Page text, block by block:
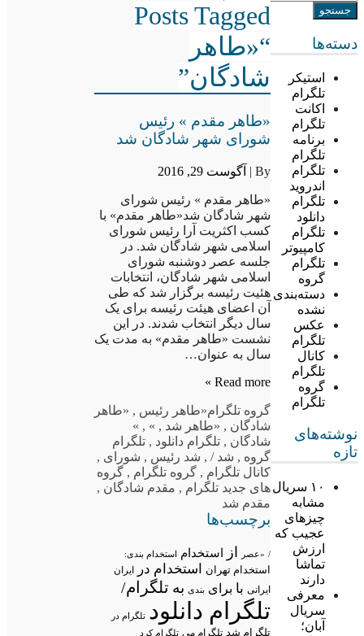
دسته‌ها
استیکر
تلگرام
اکانت
تلگرام
برنامه
تلگرام
تلگرام
اندروید
تلگرام
دانلود
تلگرام
کامپیوتر
تلگرام
گروه
دسته‌بندی
نشده
عکس
تلگرام
کانال
تلگرام
گروه
تلگرام
نوشته‌های
تازه
۱۰ سریال
مشابه
چیزهای
عجیب که
ارزش
تماشا
دارند
معرفی
سریال
آبان؛
Posts Tagged
“«طاهر
شادگان”
«طاهر مقدم » رئیس
شورای شهر شادگان شد
By | آگوست 29, 2016
«طاهر مقدم » رئیس شورای
شهر شادگان شد«طاهر مقدم» با
کسب اکثریت آرا رئیس شورای
اسلامی شهر شادگان شد. در
جلسه عصر دوشنبه شورای
اسلامی شهر شادگان، انتخابات
هئیت رئیسه برگزار شد که طی
آن اعضای هیئت رئیسه برای یک
سال دیگر انتخاب شدند. در این
نشست «طاهر مقدم» به مدت یک
سال به عنوان…
Read more »
گروه تلگرام«طاهر رئیس , «طاهر
شادگان , «طاهر شد ,
»
,
»
شادگان , تلگرام دانلود , تلگرام
گروه , شد /, شد رئیس , شورای ,
کانال تلگرام , گروه تلگرام , گروه
های جدید تلگرام , مقدم شادگان ,
مقدم شد
برچسب‌ها
/ «عصر از استخدام استخدام بندی:
استخدام تهران استخدام در ایران
ایرانی با برای بندی به تلگرام/
تلگرام دانلود تلگرام در
تلگرام شد تلگرام می تلگرام کرد